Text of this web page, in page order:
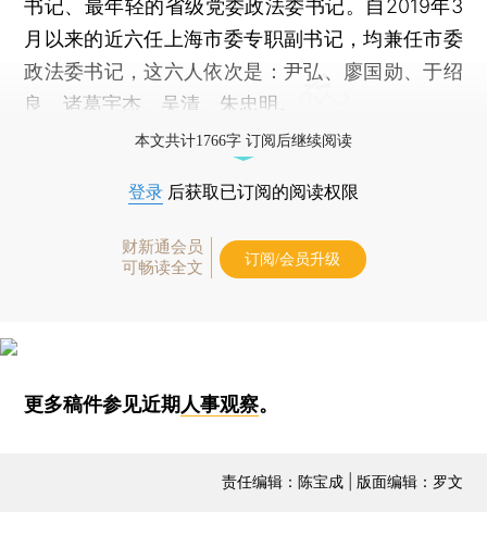
书记、最年轻的省级党委政法委书记。自2019年3
月以来的近六任上海市委专职副书记，均兼任市委
政法委书记，这六人依次是：尹弘、廖国勋、于绍
良、诸葛宇杰 、吴清、朱忠明。
本文共计1766字 订阅后继续阅读
登录 后获取已订阅的阅读权限
财新通会员
可畅读全文
订阅/会员升级
更多稿件参见近期 人事观察。
责任编辑：陈宝成 | 版面编辑：罗文